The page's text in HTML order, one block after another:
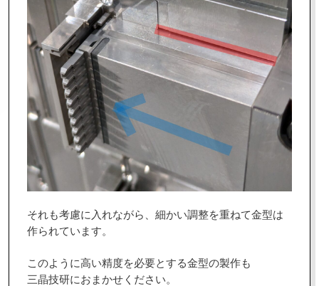
それも考慮に入れながら、細かい調整を重ねて金型は
作られています。
このように高い精度を必要とする金型の製作も
三晶技研におまかせください。